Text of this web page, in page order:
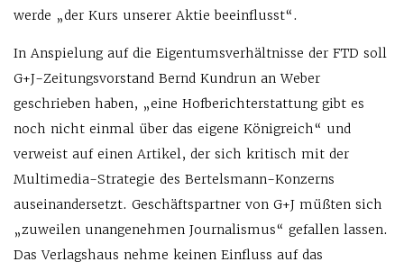
werde „der Kurs unserer Aktie beeinflusst“.
In Anspielung auf die Eigentumsverhältnisse der FTD soll
G+J-Zeitungsvorstand Bernd Kundrun an Weber
geschrieben haben, „eine Hofberichterstattung gibt es
noch nicht einmal über das eigene Königreich“ und
verweist auf einen Artikel, der sich kritisch mit der
Multimedia-Strategie des Bertelsmann-Konzerns
auseinandersetzt. Geschäftspartner von G+J müßten sich
„zuweilen unangenehmen Journalismus“ gefallen lassen.
Das Verlagshaus nehme keinen Einfluss auf das